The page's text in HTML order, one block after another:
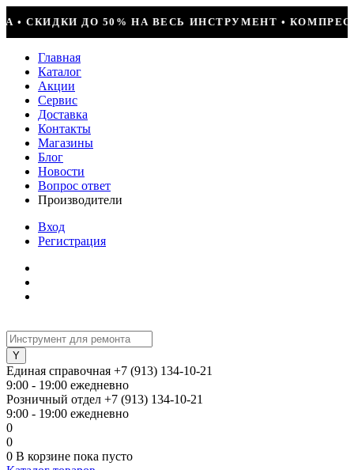
• КОМПРЕССОР JIAXIPERA T1114YB, 170ВТ,
Главная
Каталог
Акции
Сервис
Доставка
Контакты
Магазины
Блог
Новости
Вопрос ответ
Производители
Вход
Регистрация
Единая справочная +7 (913) 134-10-21
9:00 - 19:00 ежедневно
Розничный отдел +7 (913) 134-10-21
9:00 - 19:00 ежедневно
0
0
0 В корзине пока пусто